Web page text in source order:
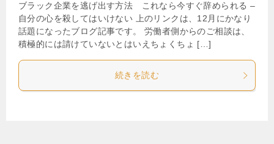
ブラック企業を逃げ出す方法 これなら今すぐ辞められる –
自分の心を殺してはいけない 上のリンクは、12月にかなり
話題になったブログ記事です。 労働者側からのご相談は、
積極的には請けていないとはいえちょくちょ […]
続きを読む